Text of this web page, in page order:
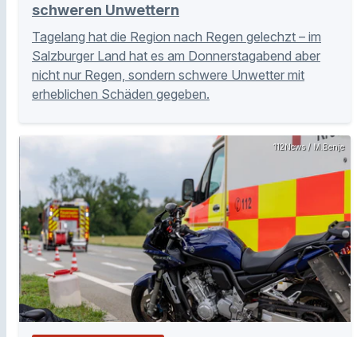
schweren Unwettern
Tagelang hat die Region nach Regen gelechzt – im
Salzburger Land hat es am Donnerstagabend aber
nicht nur Regen, sondern schwere Unwetter mit
erheblichen Schäden gegeben.
112News / M.Benje